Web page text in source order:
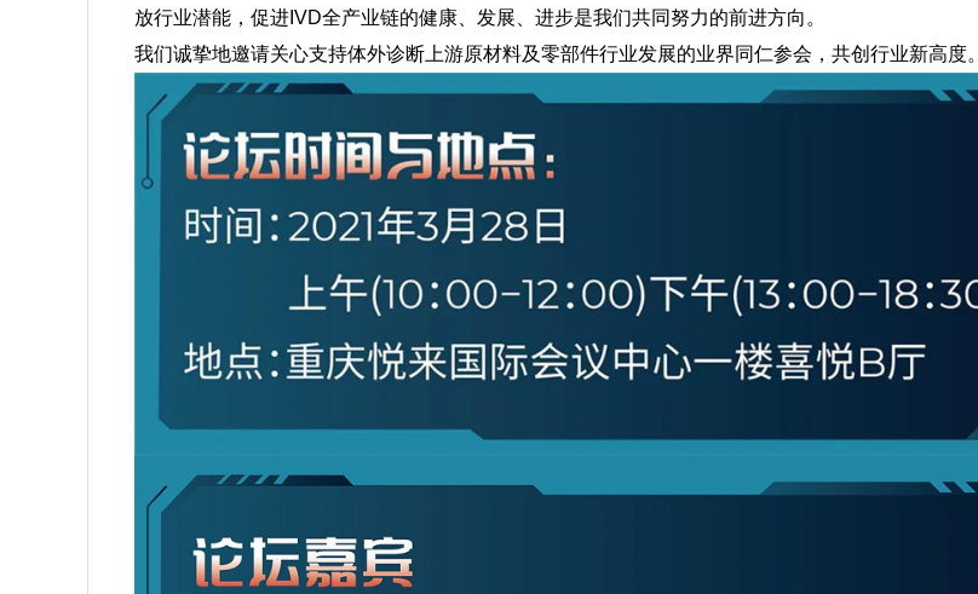
放行业潜能，促进IVD全产业链的健康、发展、进步是我们共同努力的前进方向。
我们诚挚地邀请关心支持体外诊断上游原材料及零部件行业发展的业界同仁参会，共创行业新高度。